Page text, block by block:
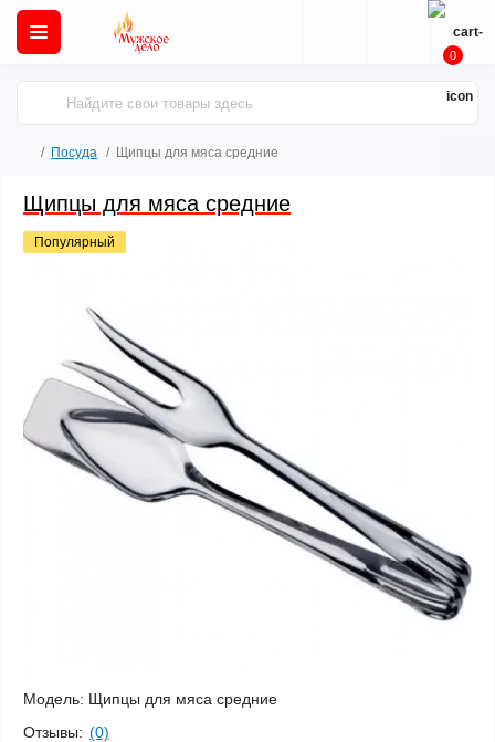
0
Посуда Щипцы для мяса средние
Щипцы для мяса средние
Популярный
Модель: Щипцы для мяса средние
Отзывы: (0)